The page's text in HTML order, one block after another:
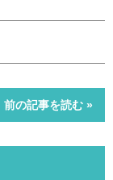
前の記事を読む »